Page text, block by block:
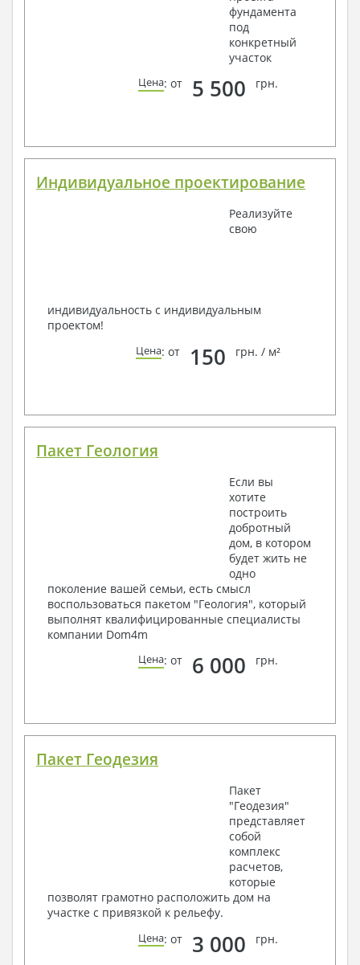
фундамента
под
конкретный
участок
Цена: от 5 500 грн.
Индивидуальное проектирование
Реализуйте
свою
индивидуальность с индивидуальным
проектом!
Цена: от 150 грн. / м²
Пакет Геология
Если вы
хотите
построить
добротный
дом, в котором
будет жить не
одно
поколение вашей семьи, есть смысл
воспользоваться пакетом "Геология", который
выполнят квалифицированные специалисты
компании Dom4m
Цена: от 6 000 грн.
Пакет Геодезия
Пакет
"Геодезия"
представляет
собой
комплекс
расчетов,
которые
позволят грамотно расположить дом на
участке с привязкой к рельефу.
Цена: от 3 000 грн.